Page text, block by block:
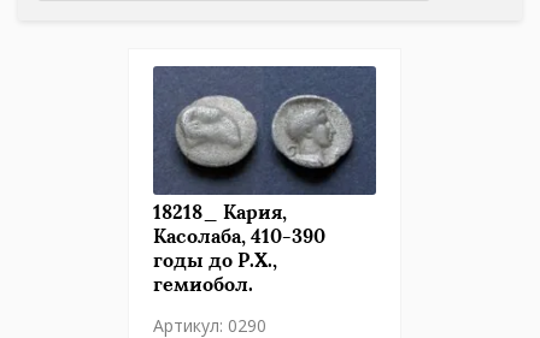
18218_ Кария,
Касолаба, 410-390
годы до Р.Х.,
гемиобол.
Артикул: 0290